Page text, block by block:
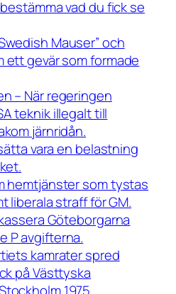
vad du fick se
Mauser” och
ett gevär som formade
– När regeringen
teknik illegalt till
järnridån.
vara en belastning
hemtjänster som tystas
liberala straff för GM.
Göteborgarna
P avgifterna.
kamrater spred
på Västtyska